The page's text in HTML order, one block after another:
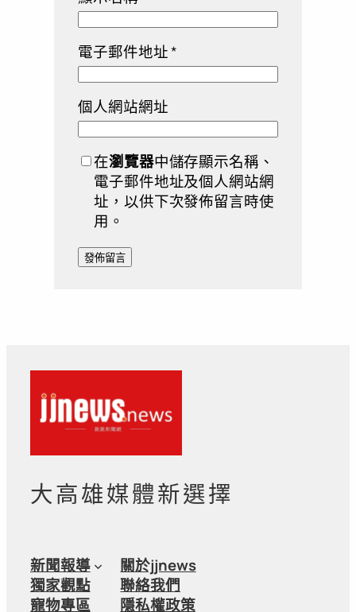
電子郵件地址*
個人網站網址
在瀏覽器中儲存顯示名稱、
電子郵件地址及個人網站網
址，以供下次發佈留言時使
用。
大高雄媒體新選擇
新聞報導
獨家觀點
寵物專區
關於jjnews
聯絡我們
隱私權政策